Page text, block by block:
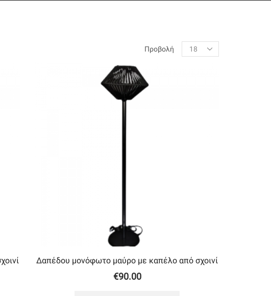
Προβολή
Products
per
Δαπέδου μονόφωτο μαύρο με καπέλο από σχοινί
€90.00